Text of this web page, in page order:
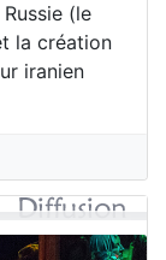
(le
la création
iranien